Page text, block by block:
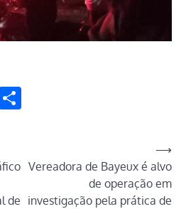
de
Vereadora de Bayeux é alvo
de operação em
investigação pela prática de
⟶